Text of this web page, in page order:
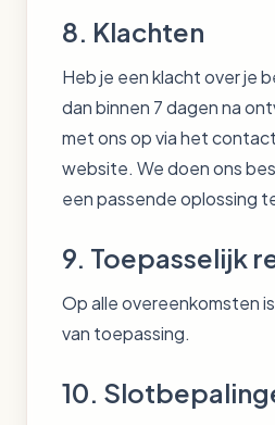
8. Klachten
Heb je een klacht over je
dan binnen 7 dagen na
met ons op via het
website. We doen ons
een passende oplossing
9. Toepasselijk
Op alle overeenkomsten
van toepassing.
10.